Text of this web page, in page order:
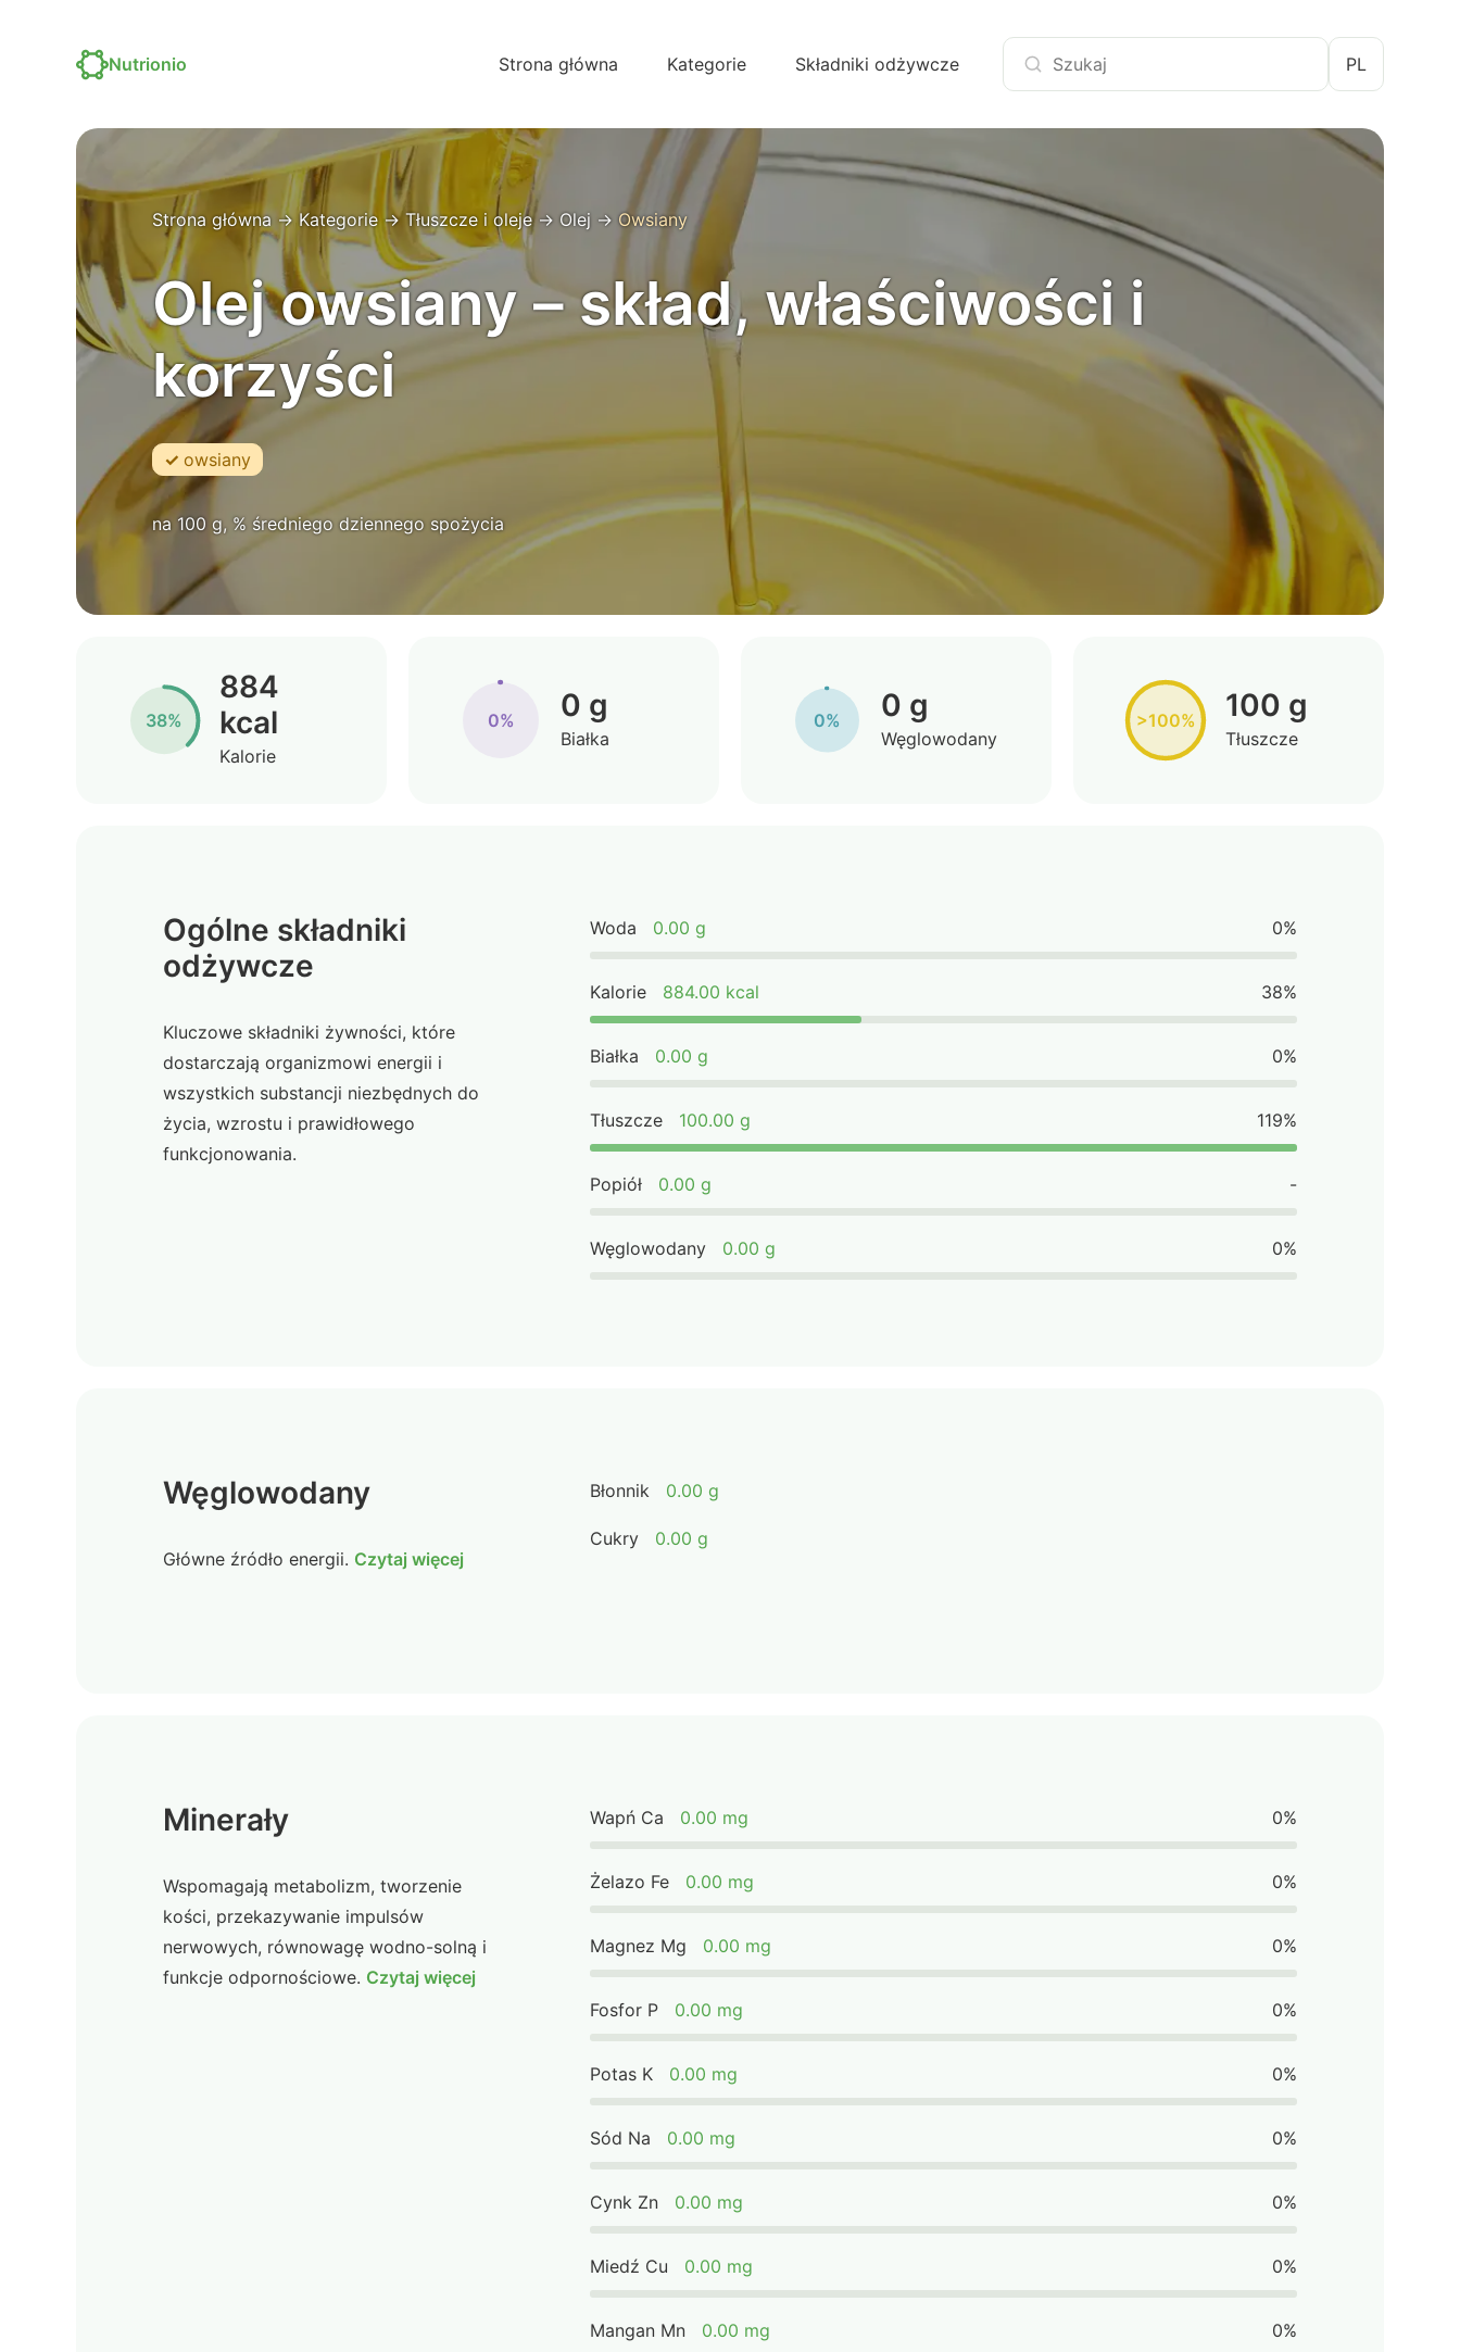
Nutrionio PL
Strona główna Kategorie Składniki odżywcze
Strona główna →Kategorie → Tłuszcze i oleje→ Olej → Owsiany
Olej owsiany – skład, właściwości i
korzyści
owsiany
na 100 g, % średniego dziennego spożycia
38%
884
kcal
Kalorie
0% 0 g
Białka
0% 0 g
Węglowodany
>100% 100 g
Tłuszcze
Ogólne składniki
odżywcze
Kluczowe składniki żywności, które
dostarczają organizmowi energii i
wszystkich substancji niezbędnych do
życia, wzrostu i prawidłowego
funkcjonowania.
Woda 0.00 g 0%
Kalorie 884.00 kcal 38%
Białka 0.00 g 0%
Tłuszcze 100.00 g 119%
Popiół 0.00 g -
Węglowodany 0.00 g 0%
Węglowodany
Główne źródło energii. Czytaj więcej
Błonnik 0.00 g
Cukry 0.00 g
Minerały
Wspomagają metabolizm, tworzenie
kości, przekazywanie impulsów
nerwowych, równowagę wodno-solną i
funkcje odpornościowe. Czytaj więcej
Wapń Ca 0.00 mg 0%
Żelazo Fe 0.00 mg 0%
Magnez Mg 0.00 mg 0%
Fosfor P 0.00 mg 0%
Potas K 0.00 mg 0%
Sód Na 0.00 mg 0%
Cynk Zn 0.00 mg 0%
Miedź Cu 0.00 mg 0%
Mangan Mn 0.00 mg 0%